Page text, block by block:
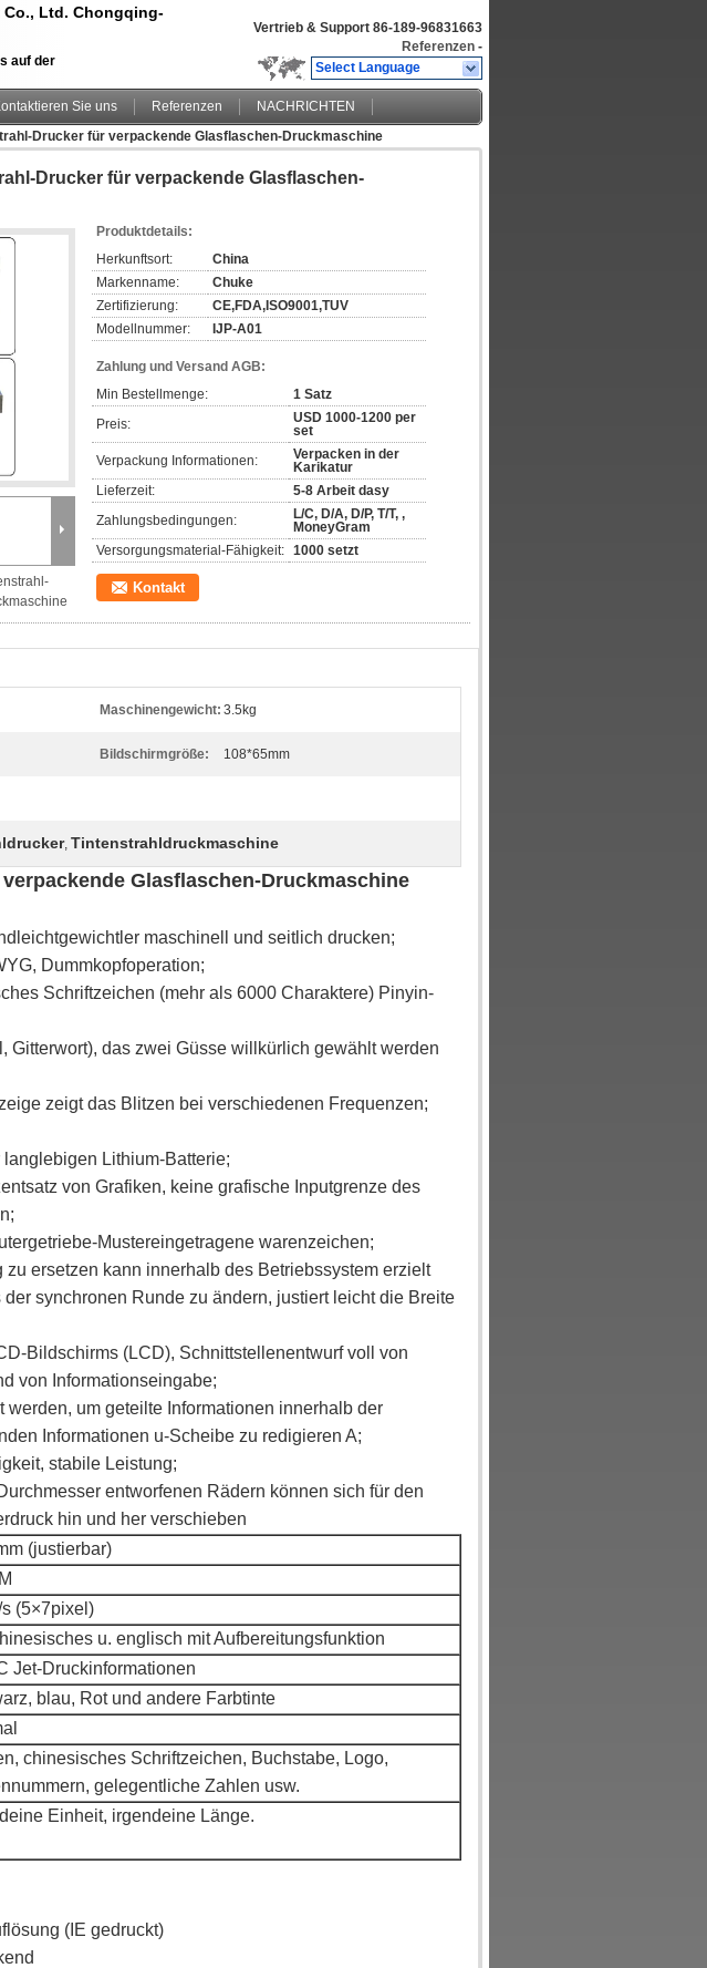
Ltd. Chongqing-
auf der
Vertrieb & Support 86-189-96831663
Referenzen -
Select Language
Sie uns Referenzen
NACHRICHTEN
Drucker für verpackende Glasflaschen-Druckmaschine
Drucker für verpackende Glasflaschen-
Produktdetails:
Herkunftsort:
China
Markenname:
Chuke
Zertifizierung:
CE,FDA,ISO9001,TUV
Modellnummer:
IJP-A01
Zahlung und Versand AGB:
Min Bestellmenge:
1 Satz
Preis:
USD 1000-1200 per
set
Verpackung Informationen:
Verpacken in der
Karikatur
Lieferzeit:
5-8 Arbeit dasy
Zahlungsbedingungen:
L/C, D/A, D/P, T/T, ,
MoneyGram
Versorgungsmaterial-Fähigkeit: 1000 setzt
Kontakt
Maschinengewicht: 3.5kg
Bildschirmgröße: 108*65mm
, Tintenstrahldruckmaschine
Glasflaschen-Druckmaschine
maschinell und seitlich drucken;
Dummkopfoperation;
Schriftzeichen (mehr als 6000 Charaktere) Pinyin-
Gitterwort), das zwei Güsse willkürlich gewählt werden
zeigt das Blitzen bei verschiedenen Frequenzen;
langlebigen Lithium-Batterie;
von Grafiken, keine grafische Inputgrenze des
Mustereingetragene warenzeichen;
zu ersetzen kann innerhalb des Betriebssystem erzielt
synchronen Runde zu ändern, justiert leicht die Breite
Bildschirms (LCD), Schnittstellenentwurf voll von
von Informationseingabe;
werden, um geteilte Informationen innerhalb der
Informationen u-Scheibe zu redigieren A;
stabile Leistung;
entworfenen Rädern können sich für den
hin und her verschieben
(justierbar)
(5×7pixel)
u. englisch mit Aufbereitungsfunktion
Jet-Druckinformationen
blau, Rot und andere Farbtinte
chinesisches Schriftzeichen, Buchstabe, Logo,
gelegentliche Zahlen usw.
Einheit, irgendeine Länge.
(IE gedruckt)